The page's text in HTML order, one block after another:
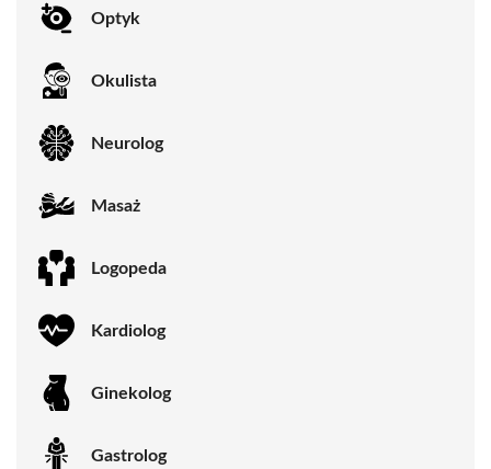
Optyk
Okulista
Neurolog
Masaż
Logopeda
Kardiolog
Ginekolog
Gastrolog